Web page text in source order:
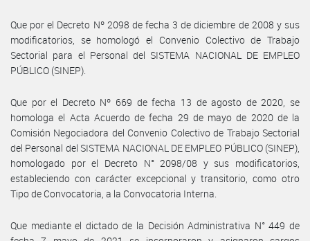
Que por el Decreto Nº 2098 de fecha 3 de diciembre de 2008 y sus
modificatorios, se homologó el Convenio Colectivo de Trabajo
Sectorial para el Personal del SISTEMA NACIONAL DE EMPLEO
PÚBLICO (SINEP).
Que por el Decreto Nº 669 de fecha 13 de agosto de 2020, se
homologa el Acta Acuerdo de fecha 29 de mayo de 2020 de la
Comisión Negociadora del Convenio Colectivo de Trabajo Sectorial
del Personal del SISTEMA NACIONAL DE EMPLEO PÚBLICO (SINEP),
homologado por el Decreto N° 2098/08 y sus modificatorios,
estableciendo con carácter excepcional y transitorio, como otro
Tipo de Convocatoria, a la Convocatoria Interna.
Que mediante el dictado de la Decisión Administrativa N° 449 de